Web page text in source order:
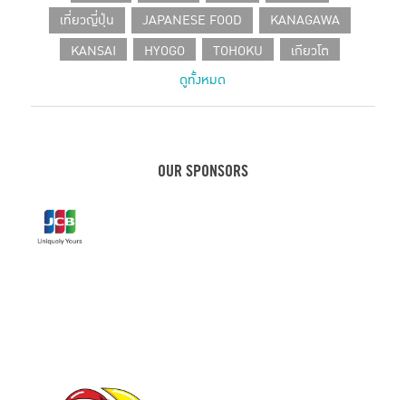
เที่ยวญี่ปุ่น
JAPANESE FOOD
KANAGAWA
KANSAI
HYOGO TOHOKU
เกียวโต
CHUBU โอซาก้า
CAFE IN TOKYO
JAPANESE PRODUCT
ชิซูโอกะ กรุงโตเกียว
ดูทั้งหมด
OUR SPONSORS